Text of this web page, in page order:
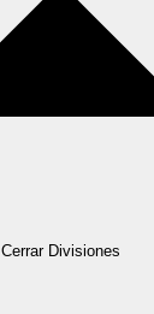
Cerrar Divisiones